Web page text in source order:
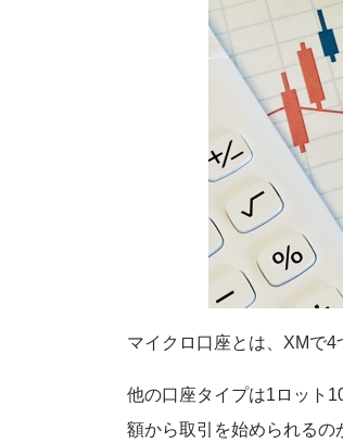
マイクロ口座とは、XMで4
他の口座タイプは1ロット
額から取引を始められるの